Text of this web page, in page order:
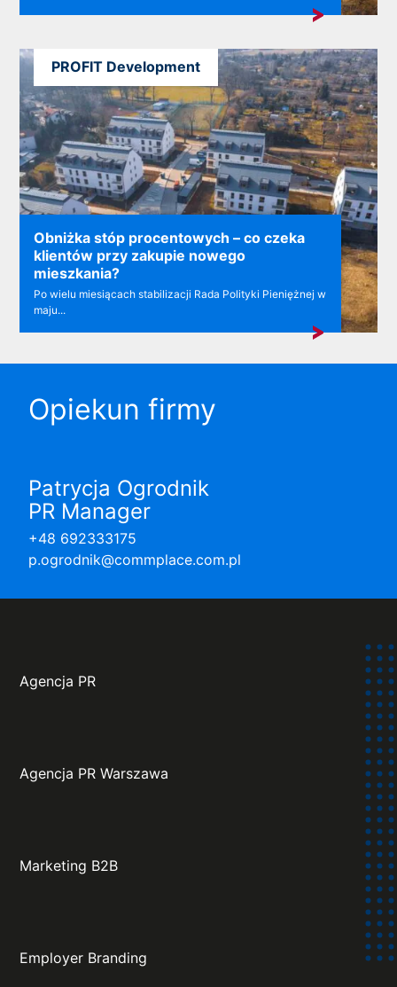
Obniżka stóp procentowych – co czeka
klientów przy zakupie nowego
mieszkania?
Po wielu miesiącach stabilizacji Rada Polityki Pieniężnej w
maju...
PROFIT Development
Opiekun firmy
Patrycja Ogrodnik
PR Manager
+48 692333175
p.ogrodnik@commplace.com.pl
Agencja PR
Agencja PR Warszawa
Marketing B2B
Employer Branding